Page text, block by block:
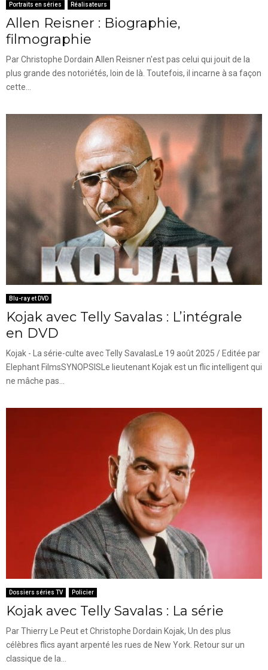
Portraits en séries Réalisateurs
Allen Reisner : Biographie,
filmographie
Par Christophe Dordain Allen Reisner n'est pas celui qui jouit de la
plus grande des notoriétés, loin de là. Toutefois, il incarne à sa façon
cette...
Blu-ray et DVD
Kojak avec Telly Savalas : L’intégrale
en DVD
Kojak - La série-culte avec Telly SavalasLe 19 août 2025 / Editée par
Elephant FilmsSYNOPSISLe lieutenant Kojak est un flic intelligent qui
ne mâche pas...
Dossiers séries TV Policier
Kojak avec Telly Savalas : La série
Par Thierry Le Peut et Christophe Dordain Kojak, Un des plus
célèbres flics ayant arpenté les rues de New York. Retour sur un
classique de la...